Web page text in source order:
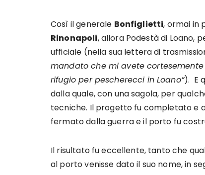
Così il generale Bonfiglietti, ormai in
Rinonapoli, allora Podestà di Loano,
ufficiale (nella sua lettera di
mandato che mi avete
rifugio per pescherecci in Loano”). E
dalla quale, con una sagola, per
tecniche. Il progetto fu completato e
fermato dalla guerra e il porto fu
Il risultato fu eccellente, tanto che
al porto venisse dato il suo nome, in